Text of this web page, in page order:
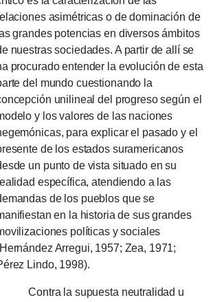
asimétricas o de dominación de
grandes potencias en diversos ámbitos
nuestras sociedades. A partir de allí se
procurado entender la evolución de esta
del mundo cuestionando la
unilineal del progreso según el
y los valores de las naciones
para explicar el pasado y el
de los estados suramericanos
un punto de vista situado en su
específica, atendiendo a las
de los pueblos que se
en la historia de sus grandes
políticas y sociales
Arregui, 1957; Zea, 1971;
Lindo, 1998).
Contra la supuesta neutralidad u